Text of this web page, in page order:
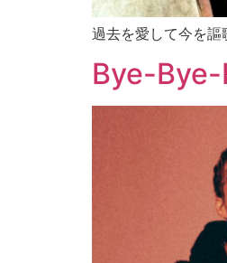
過去を愛して今を謳
Bye-Bye-